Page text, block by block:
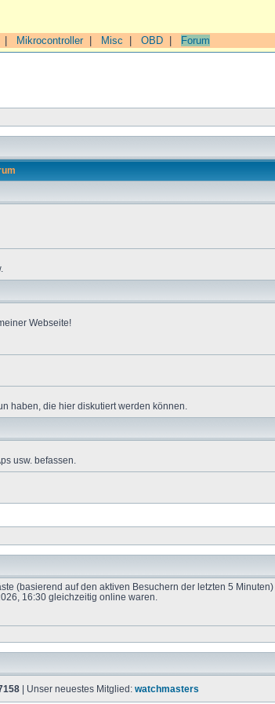
Mikrocontroller| Misc OBD Forum
Webseite!
haben, die hier diskutiert werden können.
usw. befassen.
(basierend auf den aktiven Besuchern der letzten 5 Minuten)
16:30 gleichzeitig online waren.
| Unser neuestes Mitglied: watchmasters